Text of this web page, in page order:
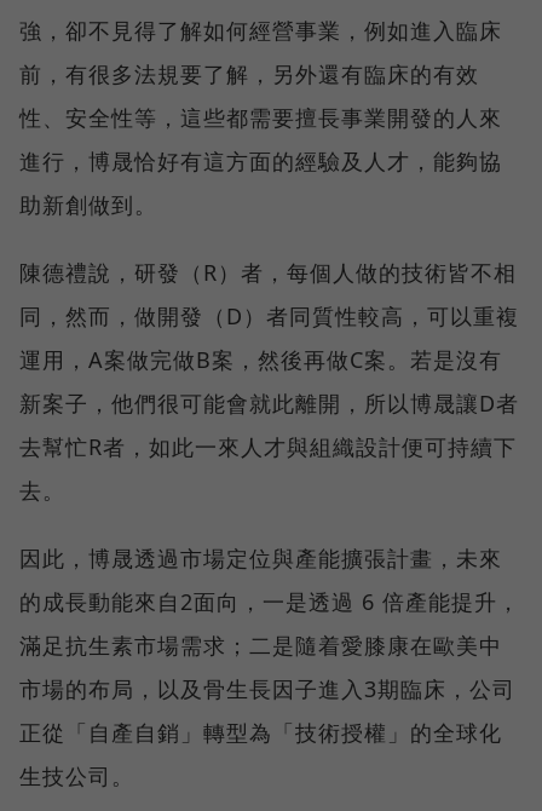
強，卻不見得了解如何經營事業，例如進入臨床
前，有很多法規要了解，另外還有臨床的有效
性、安全性等，這些都需要擅長事業開發的人來
進行，博晟恰好有這方面的經驗及人才，能夠協
助新創做到。
陳德禮說，研發（R）者，每個人做的技術皆不相
同，然而，做開發（D）者同質性較高，可以重複
運用，A案做完做B案，然後再做C案。若是沒有
新案子，他們很可能會就此離開，所以博晟讓D者
去幫忙R者，如此一來人才與組織設計便可持續下
去。
因此，博晟透過市場定位與產能擴張計畫，未來
的成長動能來自2面向，一是透過 6 倍產能提升，
滿足抗生素市場需求；二是隨着愛膝康在歐美中
市場的布局，以及骨生長因子進入3期臨床，公司
正從「自產自銷」轉型為「技術授權」的全球化
生技公司。